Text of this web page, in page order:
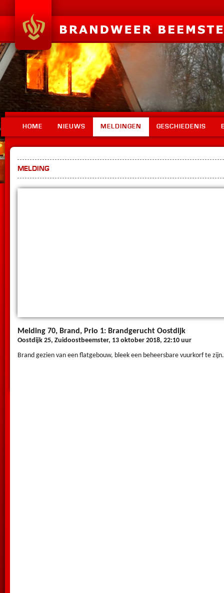
HOME NIEUWS MELDINGEN GESCHIEDENIS
MELDING
Melding 70, Brand, Prio 1: Brandgerucht Oostdijk
Oostdijk 25, Zuidoostbeemster, 13 oktober 2018, 22:10 uur
Brand gezien van een flatgebouw, bleek een beheersbare vuurkorf te zijn.